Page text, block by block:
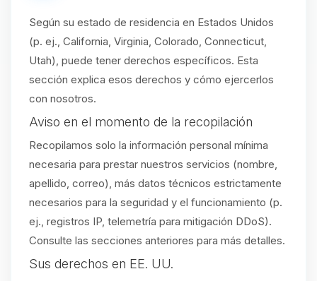
Según su estado de residencia en Estados Unidos
(p. ej., California, Virginia, Colorado, Connecticut,
Utah), puede tener derechos específicos. Esta
sección explica esos derechos y cómo ejercerlos
con nosotros.
Aviso en el momento de la recopilación
Recopilamos solo la información personal mínima
necesaria para prestar nuestros servicios (nombre,
apellido, correo), más datos técnicos estrictamente
necesarios para la seguridad y el funcionamiento (p.
ej., registros IP, telemetría para mitigación DDoS).
Consulte las secciones anteriores para más detalles.
Sus derechos en EE. UU.